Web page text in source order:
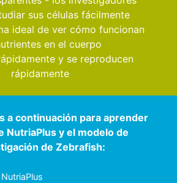
sus células fácilmente
ideal de ver cómo funcionan
en el cuerpo
y se reproducen
rápidamente
a continuación para aprender
NutriaPlus y el modelo de
de Zebrafish: